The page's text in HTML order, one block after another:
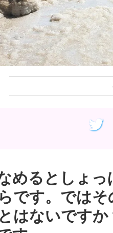
めるとしょ
です。では
はないです